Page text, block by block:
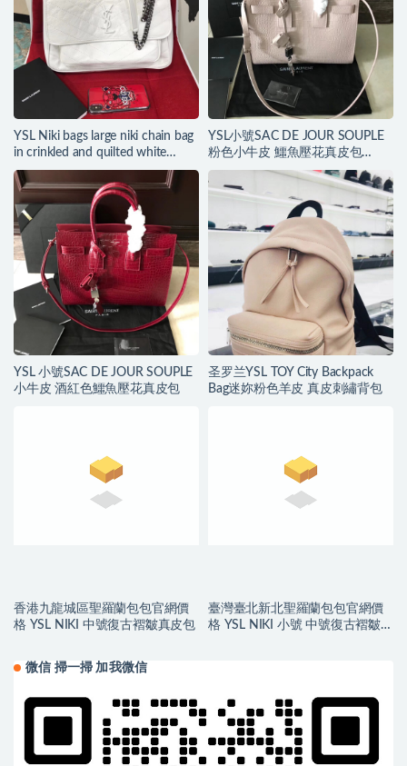
YSL Niki bags large niki chain bag
in crinkled and quilted white
leather
YSL小號SAC DE JOUR SOUPLE
粉色小牛皮 鱷魚壓花真皮包
SAINT LAURENT浮飾金屬
YSL 小號SAC DE JOUR SOUPLE
小牛皮 酒紅色鱷魚壓花真皮包
圣罗兰YSL TOY City Backpack
Bag迷妳粉色羊皮 真皮刺繡背包
香港九龍城區聖羅蘭包包官網價
格 YSL NIKI 中號復古褶皺真皮包
臺灣臺北新北聖羅蘭包包官網價
格 YSL NIKI 小號 中號復古褶皺真
微信 掃一掃 加我微信